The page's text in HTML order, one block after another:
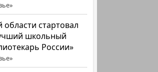
области стартовал
школьный
России»